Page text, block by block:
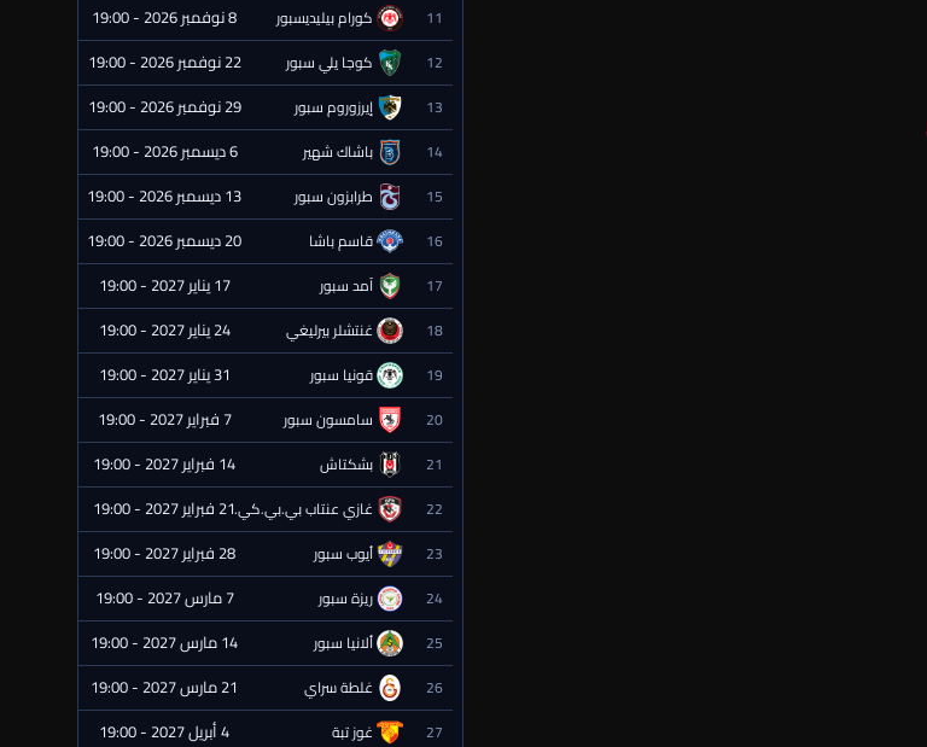
11 كورام بيليديسبور 8 نوفمبر 2026 - 19:00
12 كوجا يلي سبور 22 نوفمبر 2026 - 19:00
13 إيرزوروم سبور 29 نوفمبر 2026 - 19:00
14 باشاك شهير 6 ديسمبر 2026 - 19:00
15 طرابزون سبور 13 ديسمبر 2026 - 19:00
16 قاسم باشا 20 ديسمبر 2026 - 19:00
17 آمد سبور 17 يناير 2027 - 19:00
18 غنتشلر بيرليغي 24 يناير 2027 - 19:00
19 قونيا سبور 31 يناير 2027 - 19:00
20 سامسون سبور 7 فبراير 2027 - 19:00
21 بشكتاش 14 فبراير 2027 - 19:00
22 غازي عنتاب بي.بي.كي.21 فبراير 2027 - 19:00
23 أيوب سبور 28 فبراير 2027 - 19:00
24 ريزة سبور 7 مارس 2027 - 19:00
25 ألانيا سبور 14 مارس 2027 - 19:00
26 غلطة سراي 21 مارس 2027 - 19:00
27 غوز تبة 4 أبريل 2027 - 19:00